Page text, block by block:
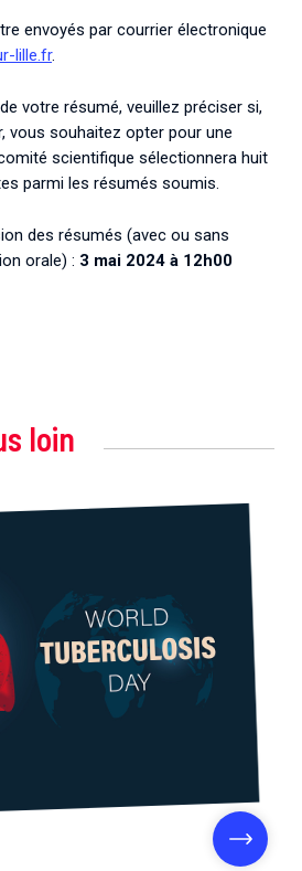
envoyés par courrier électronique
lille.fr.
votre résumé, veuillez préciser si,
vous souhaitez opter pour une
scientifique sélectionnera huit
parmi les résumés soumis.
des résumés (avec ou sans
orale) : 3 mai 2024 à 12h00
loin